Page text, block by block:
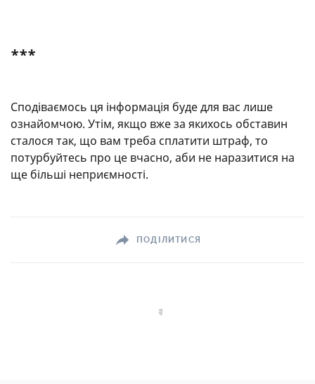
***
Сподіваємось ця інформація буде для вас лише
ознайомчою. Утім, якщо вже за якихось обставин
сталося так, що вам треба сплатити штраф, то
потурбуйтесь про це вчасно, аби не наразитися на
ще більші неприємності.
ПОДІЛИТИСЯ